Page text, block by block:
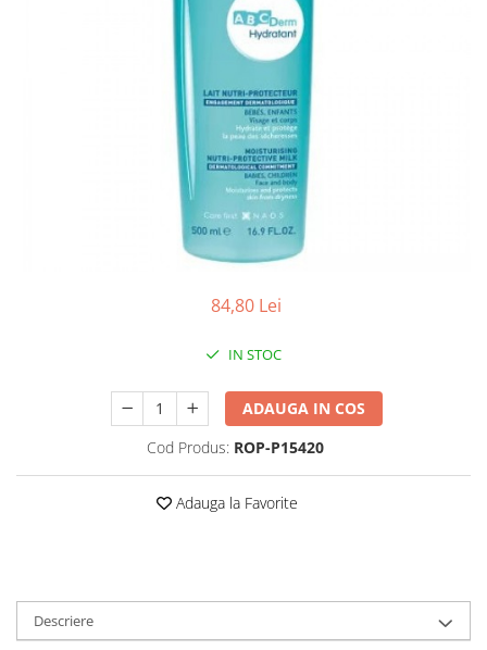
Altele-Suplimente alimentare
84,80 Lei
IN STOC
ADAUGA IN COS
Cod Produs: ROP-P15420
Adauga la Favorite
Descriere